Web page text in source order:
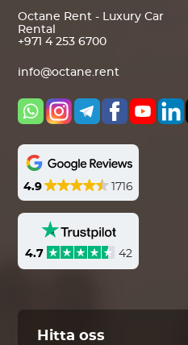
Octane Rent - Luxury Car
Rental
+971 4 253 6700
info@octane.rent
4.9 1716
4.7 42
Hitta oss